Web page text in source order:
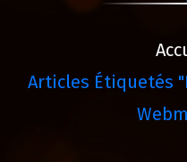
Articles Étiquetés